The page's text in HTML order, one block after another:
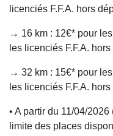
licenciés F.F.A. hors
→ 16 km : 12€* pour
les licenciés F.F.A.
→ 32 km : 15€* pour
les licenciés F.F.A.
• A partir du 11/04/
limite des places